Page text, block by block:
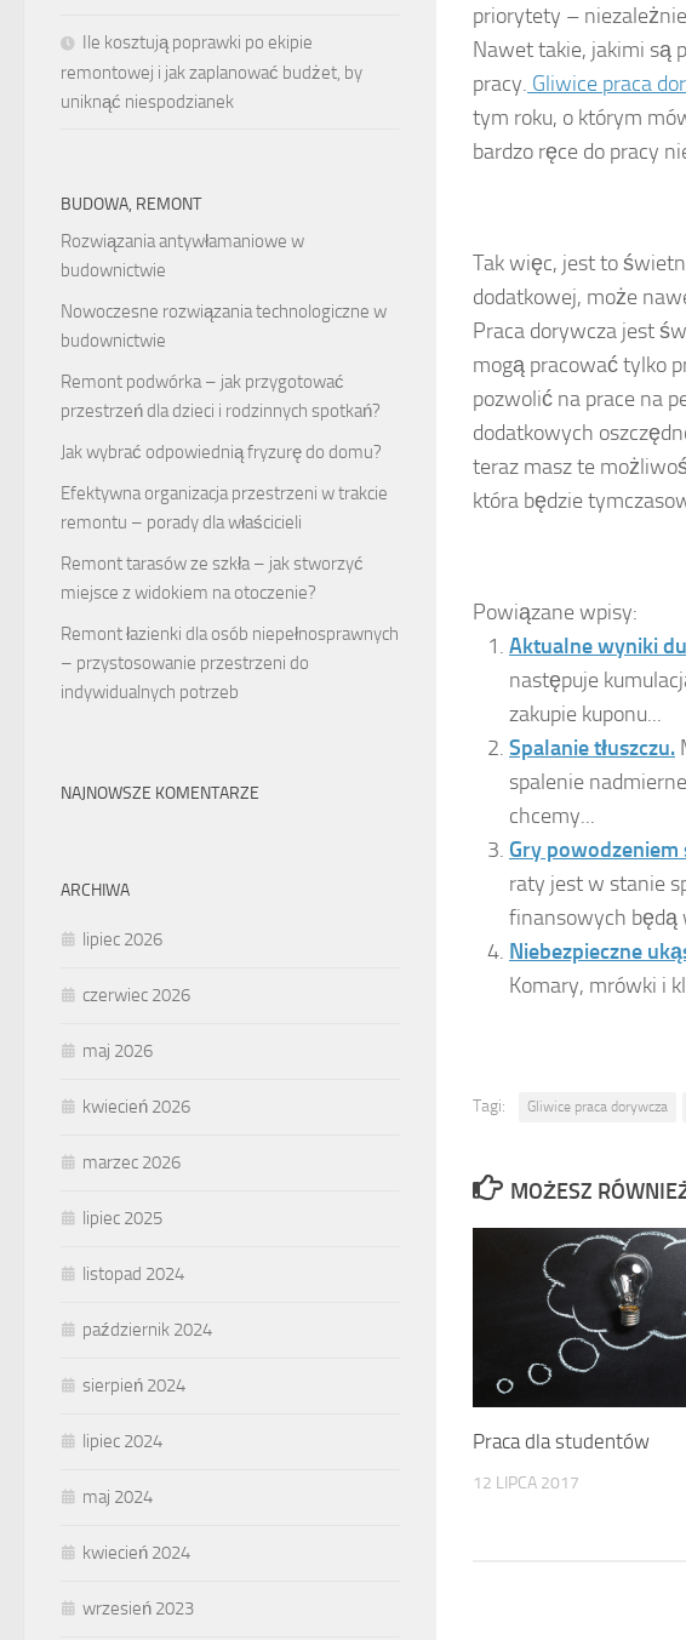
priorytety –
Nawet takie, jakimi są
pracy. Gliwice praca
tym roku, o którym
bardzo ręce do pracy
Tak więc, jest to
dodatkowej, może
Praca dorywcza jest
mogą pracować tylko
pozwolić na prace na
dodatkowych
teraz masz te
która będzie
Powiązane wpisy:
Aktualne wyniki
następuje
zakupie kuponu...
Spalanie tłuszczu.
spalenie
chcemy...
Gry
raty jest w stanie
finansowych będą
Niebezpieczne
Komary, mrówki i
Tagi: Gliwice praca dorywcza
MOŻESZ
Praca dla studentów
12 LIPCA 2017
Ile kosztują poprawki po ekipie
remontowej i jak zaplanować budżet, by
uniknąć niespodzianek
BUDOWA, REMONT
Rozwiązania antywłamaniowe w
budownictwie
Nowoczesne rozwiązania technologiczne w
budownictwie
Remont podwórka – jak przygotować
przestrzeń dla dzieci i rodzinnych spotkań?
Jak wybrać odpowiednią fryzurę do domu?
Efektywna organizacja przestrzeni w trakcie
remontu – porady dla właścicieli
Remont tarasów ze szkła – jak stworzyć
miejsce z widokiem na otoczenie?
Remont łazienki dla osób niepełnosprawnych
– przystosowanie przestrzeni do
indywidualnych potrzeb
NAJNOWSZE KOMENTARZE
ARCHIWA
lipiec 2026
czerwiec 2026
maj 2026
kwiecień 2026
marzec 2026
lipiec 2025
listopad 2024
październik 2024
sierpień 2024
lipiec 2024
maj 2024
kwiecień 2024
wrzesień 2023